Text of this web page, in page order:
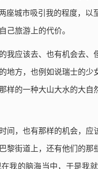
座城市吸引我的程度，
己旅游上的代价。
我应该去、也有机会去
地方，也例如说瑞士的
样的一种大山大水的大
间，也有那样的机会，
黎街道上，还有他们的
我的脑海当中，于是我